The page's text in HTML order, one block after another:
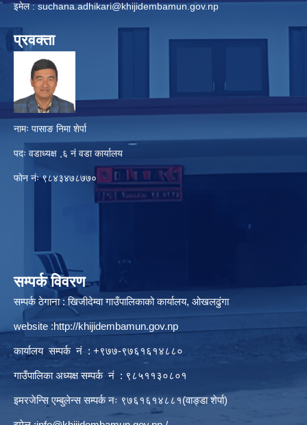
इमेल :suchana.adhikari@khijidembamun.gov.np
प्रवक्ता
नामः पासाङ निमा शेर्पा
पदः वडाध्यक्ष ,६ नं वडा कार्यालय
फाेन नंः ९८४३४७८७७०
सम्पर्क विवरण
सम्पर्क ठेगाना : खिजीदेम्वा गाउँपालिकाको कार्यालय, ओखलढुंगा
website :http://khijidembamun.gov.np
कार्यालय सम्पर्क नं : +९७७-९७६१६१४८८०
गाउँपालिका अध्यक्ष सम्पर्क नं : ९८५११३०८०१
इमरजेन्सि एम्बुलेन्स सम्पर्क न‌ः ९७६१६१४८८१(वाङ्डा शेर्पा)